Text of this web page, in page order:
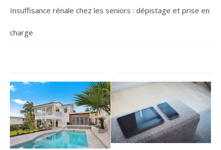
Insuffisance rénale chez les seniors : dépistage et prise en
charge